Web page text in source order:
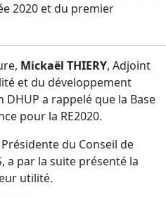
2020 et du premier
Mickaël THIERY, Adjoint
et du développement
a rappelé que la Base
pour la RE2020.
Présidente du Conseil de
a par la suite présenté la
utilité.